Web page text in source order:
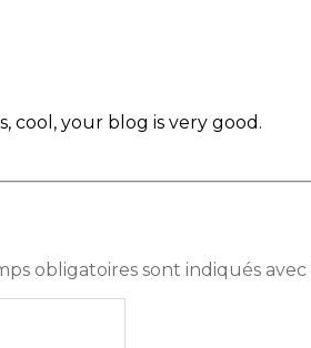
cool, your blog is very good.
obligatoires sont indiqués avec